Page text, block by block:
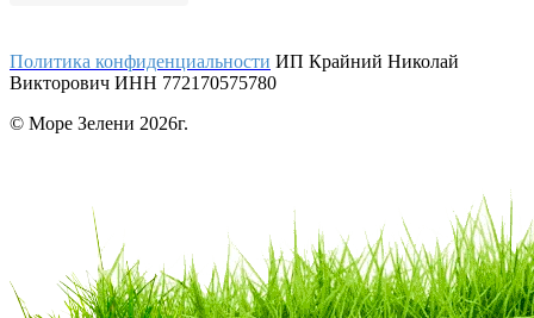
Политика конфиденциальности ИП Крайний Николай
Викторович ИНН 772170575780
© Море Зелени 2026г.